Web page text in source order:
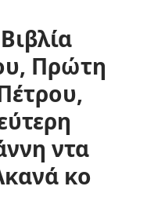
Πρώτη
ντα
κο